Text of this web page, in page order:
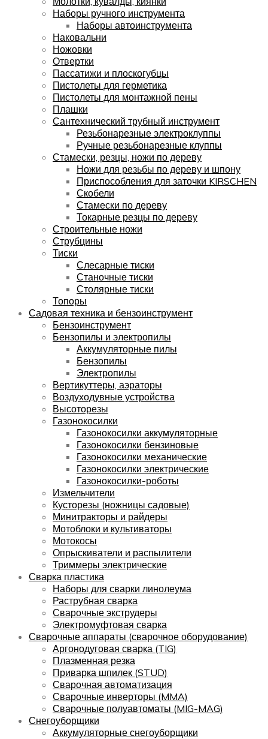
Наборы ручного инструмента
Наборы автоинструмента
Наковальни
Ножовки
Отвертки
Пассатижи и плоскогубцы
Пистолеты для герметика
Пистолеты для монтажной пены
Плашки
Сантехнический трубный инструмент
Резьбонарезные электроклуппы
Ручные резьбонарезные клуппы
Стамески, резцы, ножи по дереву
Ножи для резьбы по дереву и шпону
Приспособления для заточки KIRSCHEN
Скобели
Стамески по дереву
Токарные резцы по дереву
Строительные ножи
Струбцины
Тиски
Слесарные тиски
Станочные тиски
Столярные тиски
Топоры
Садовая техника и бензоинструмент
Бензоинструмент
Бензопилы и электропилы
Аккумуляторные пилы
Бензопилы
Электропилы
Вертикуттеры, аэраторы
Воздуходувные устройства
Высоторезы
Газонокосилки
Газонокосилки аккумуляторные
Газонокосилки бензиновые
Газонокосилки механические
Газонокосилки электрические
Газонокосилки-роботы
Измельчители
Кусторезы (ножницы садовые)
Минитракторы и райдеры
Мотоблоки и культиваторы
Мотокосы
Опрыскиватели и распылители
Триммеры электрические
Сварка пластика
Наборы для сварки линолеума
Раструбная сварка
Сварочные экструдеры
Электромуфтовая сварка
Сварочные аппараты (сварочное оборудование)
Аргонодуговая сварка (TIG)
Плазменная резка
Приварка шпилек (STUD)
Сварочная автоматизация
Сварочные инверторы (MMA)
Сварочные полуавтоматы (MIG-MAG)
Снегоуборщики
Аккумуляторные снегоуборщики